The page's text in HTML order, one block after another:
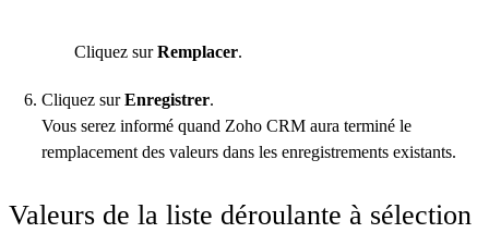
Cliquez surRemplacer.
Cliquez surEnregistrer.
Vous serez informé quand Zoho CRM aura terminé le
remplacement des valeurs dans les enregistrements existants.
Valeurs de la liste déroulante à sélection